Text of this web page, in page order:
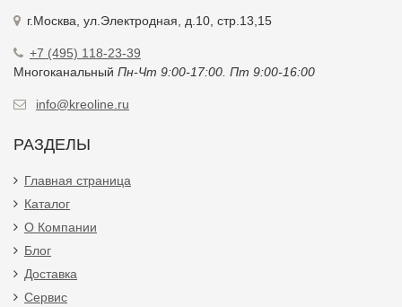
г.Москва, ул.Электродная, д.10, стр.13,15
+7 (495) 118-23-39
Многоканальный Пн-Чт 9:00-17:00. Пт 9:00-16:00
info@kreoline.ru
РАЗДЕЛЫ
Главная страница
Каталог
О Компании
Блог
Доставка
Сервис